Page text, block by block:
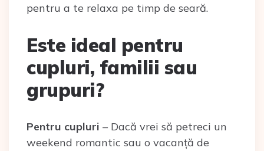
pentru a te relaxa pe timp de seară.
Este ideal pentru
cupluri, familii sau
grupuri?
Pentru cupluri – Dacă vrei să petreci un
weekend romantic sau o vacanță de